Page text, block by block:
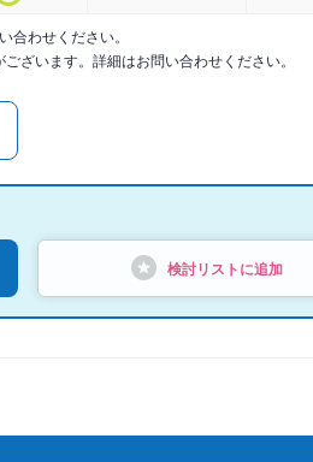
わせください。
ざいます。詳細はお問い合わせください。
検討リストに追加